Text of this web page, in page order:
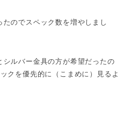
たのでスペック数を増やしまし
シルバー金具の方が希望だったの
クを優先的に（こまめに）見るよ